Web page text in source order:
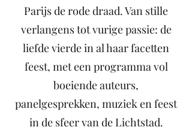
Parijs de rode draad. Van stille
verlangens tot vurige passie: de
liefde vierde in al haar facetten
feest, met een programma vol
boeiende auteurs,
panelgesprekken, muziek en feest
in de sfeer van de Lichtstad.